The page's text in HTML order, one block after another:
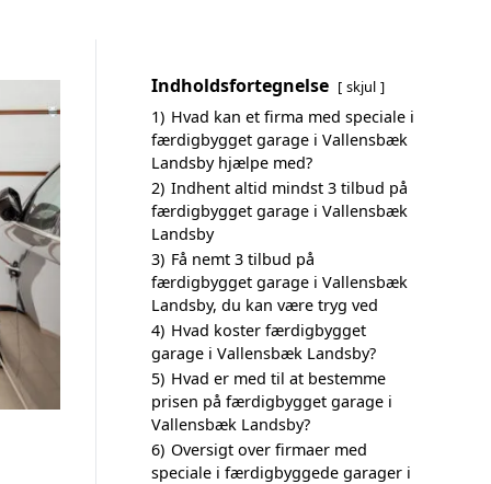
Indholdsfortegnelse skjul
1) Hvad kan et firma med speciale i
færdigbygget garage i Vallensbæk
Landsby hjælpe med?
2) Indhent altid mindst 3 tilbud på
færdigbygget garage i Vallensbæk
Landsby
3) Få nemt 3 tilbud på
færdigbygget garage i Vallensbæk
Landsby, du kan være tryg ved
4) Hvad koster færdigbygget
garage i Vallensbæk Landsby?
5) Hvad er med til at bestemme
prisen på færdigbygget garage i
Vallensbæk Landsby?
6) Oversigt over firmaer med
speciale i færdigbyggede garager i